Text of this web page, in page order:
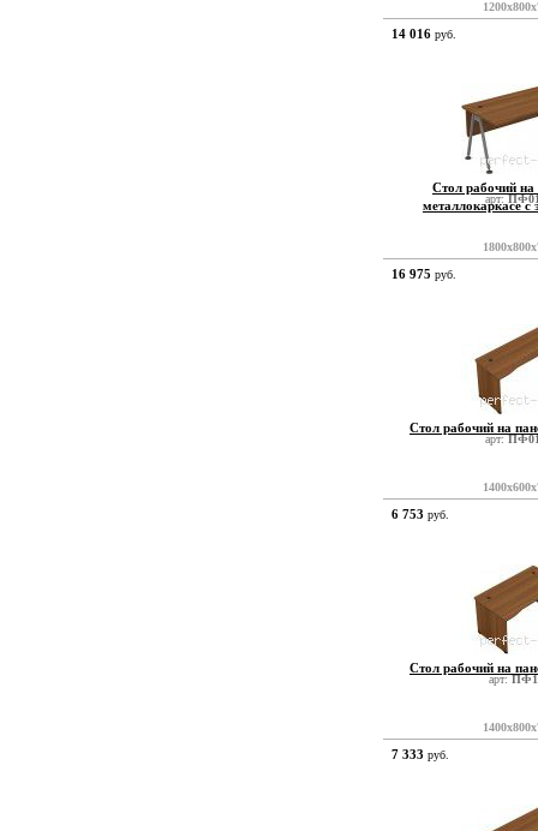
арт:
14 016 руб.
Стол рабочий
металлокаркасе
арт:
16 975 руб.
Стол рабочий на
арт:
6 753 руб.
Стол рабочий на
7 333 руб.